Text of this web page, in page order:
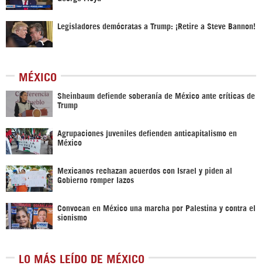
Legisladores demócratas a Trump: ¡Retire a Steve Bannon!
MÉXICO
Sheinbaum defiende soberanía de México ante críticas de
Trump
Agrupaciones juveniles defienden anticapitalismo en
México
Mexicanos rechazan acuerdos con Israel y piden al
Gobierno romper lazos
Convocan en México una marcha por Palestina y contra el
sionismo
LO MÁS LEÍDO DE MÉXICO